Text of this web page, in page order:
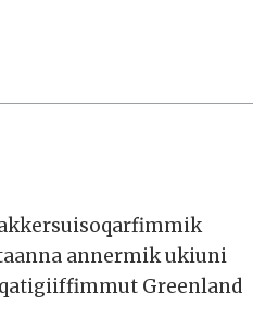
annermik ukiuni
Greenland